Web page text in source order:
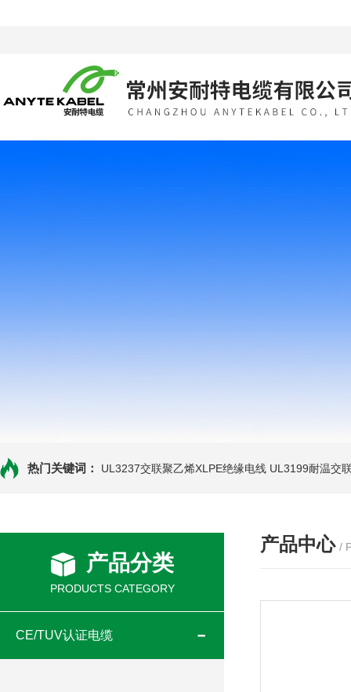
热门关键词： UL3237交联聚乙烯XLPE绝缘电线 UL3199耐温交
产品分类
PRODUCTS CATEGORY
CE/TUV认证电缆
产品中心 /